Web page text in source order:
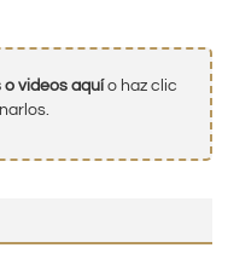
videos aquío haz clic